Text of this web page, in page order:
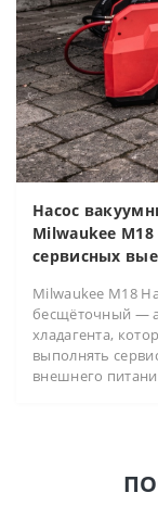
Насос
Milwaukee
сервисных
Milwaukee M18
бесщёточный —
хладагента,
выполнять
внешнего